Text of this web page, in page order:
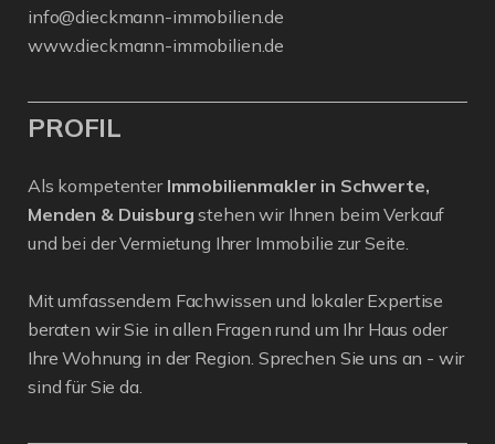
info@dieckmann-immobilien.de
www.dieckmann-immobilien.de
PROFIL
Als kompetenter Immobilienmakler in Schwerte,
Menden & Duisburg stehen wir Ihnen beim Verkauf
und bei der Vermietung Ihrer Immobilie zur Seite.
Mit umfassendem Fachwissen und lokaler Expertise
beraten wir Sie in allen Fragen rund um Ihr Haus oder
Ihre Wohnung in der Region. Sprechen Sie uns an - wir
sind für Sie da.